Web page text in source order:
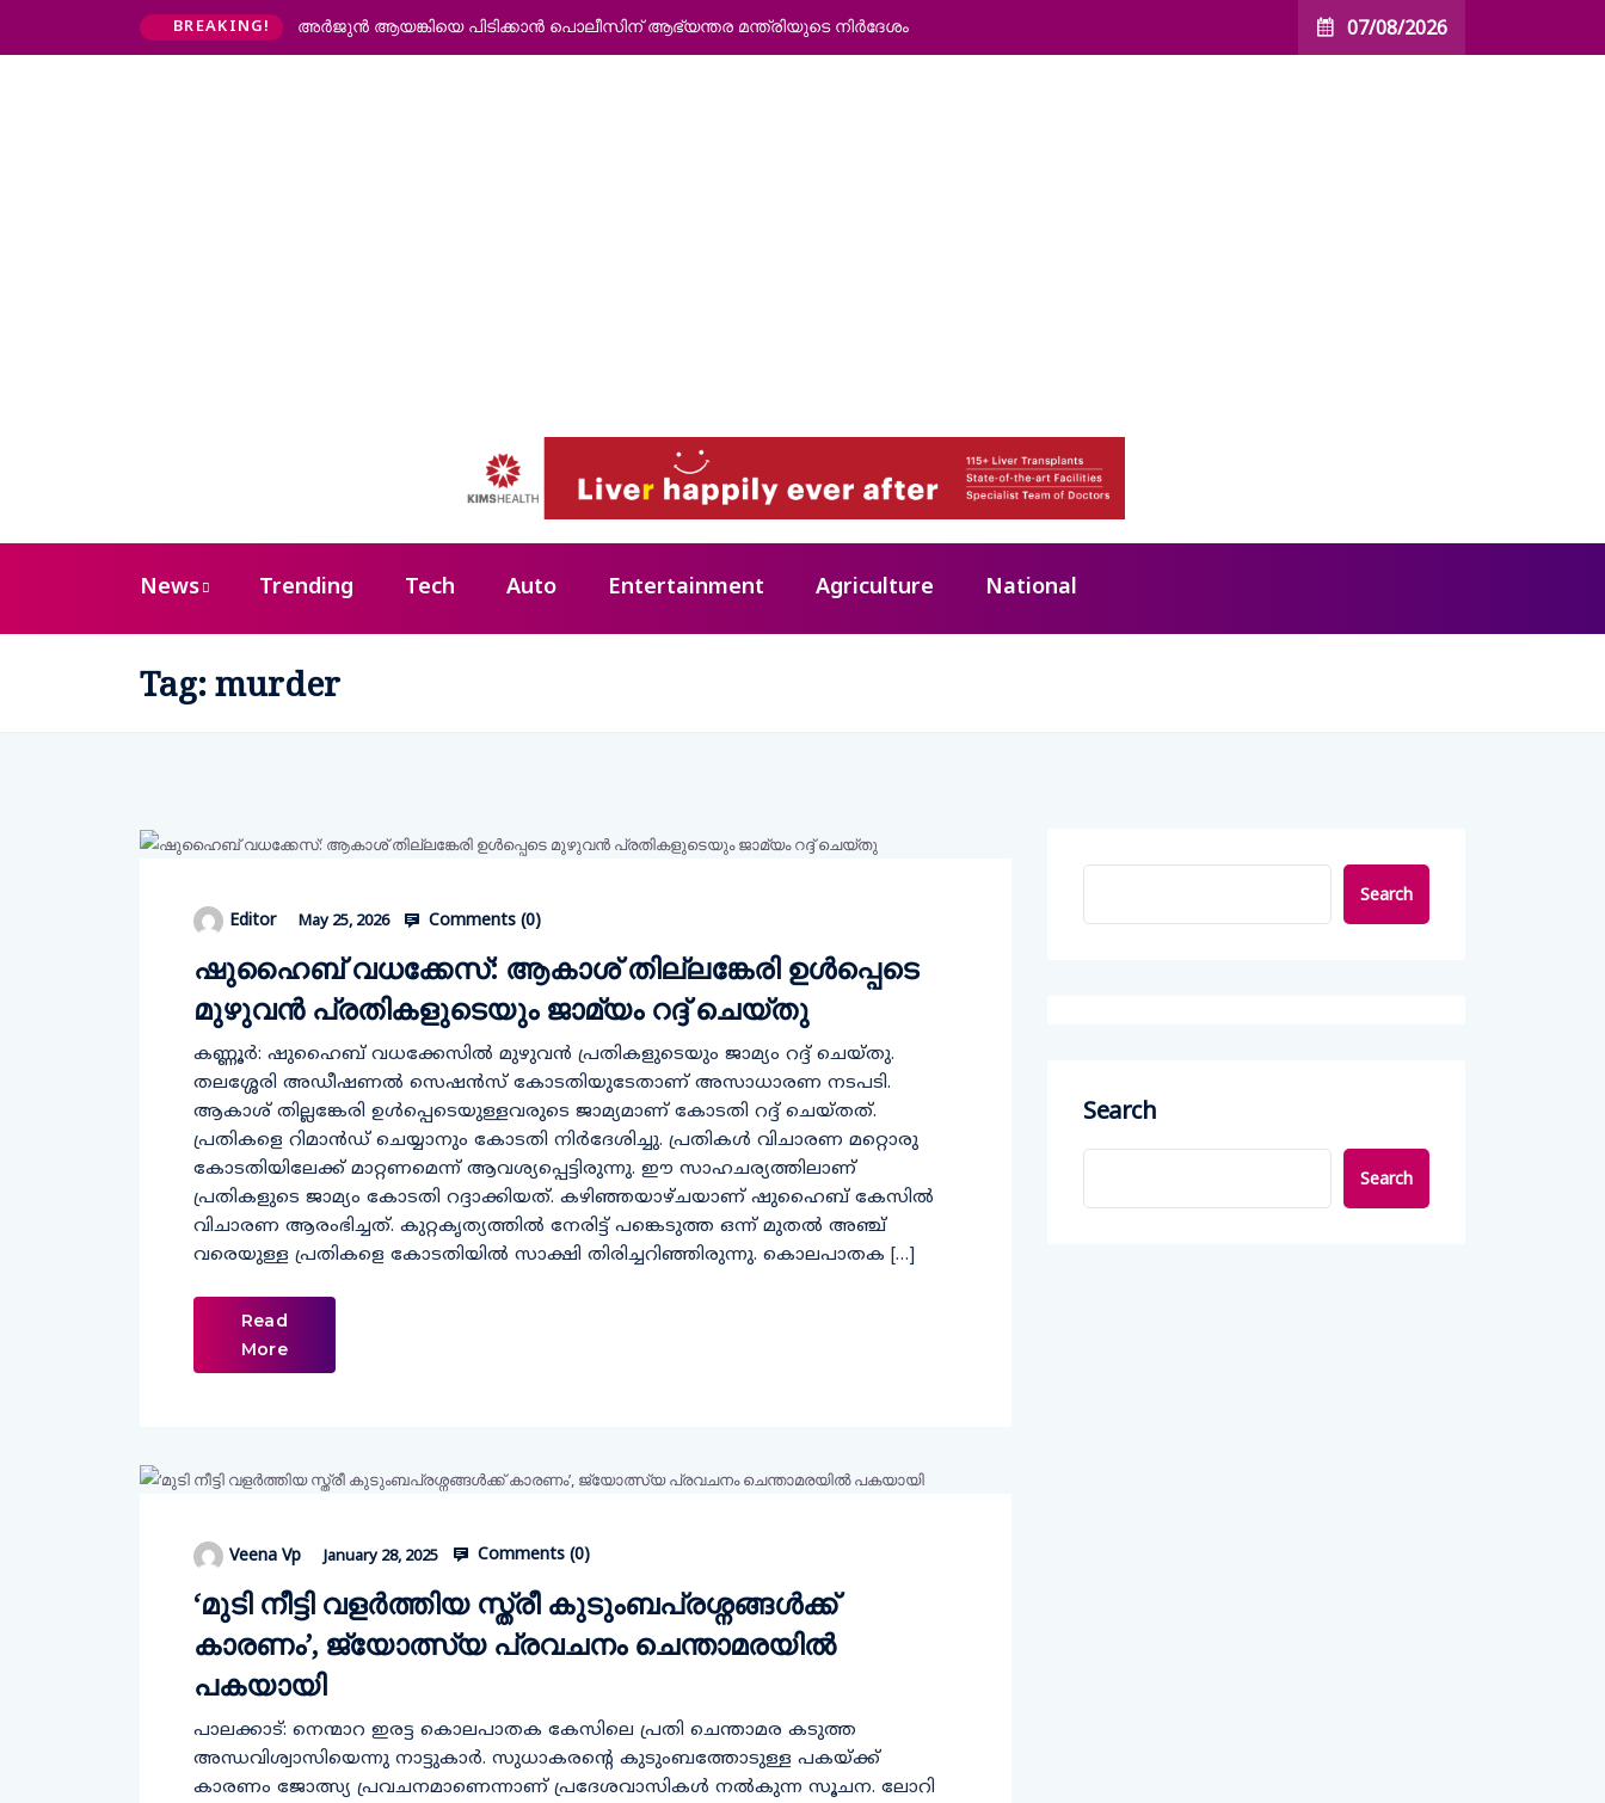
BREAKING! രാജേഷിൻ്റെ മൃതദേഹത്തോടുള്ള അനാദരവ്; വീഴ്ച സമ്മതിച്ച് കണ്ണൂർ ജില്ലാ കളക്ടർ 07/08/2026
News Trending Tech Auto Entertainment Agriculture National
Tag:murder
Editor May 25, 2026 Comments (0)
ഷുഹൈബ് വധക്കേസ്: ആകാശ് തില്ലങ്കേരി ഉള്‍പ്പെടെ
മുഴുവന്‍ പ്രതികളുടെയും ജാമ്യം റദ്ദ് ചെയ്തു
കണ്ണൂര്‍: ഷുഹൈബ് വധക്കേസില്‍ മുഴുവന്‍ പ്രതികളുടെയും ജാമ്യം റദ്ദ് ചെയ്തു.
തലശ്ശേരി അഡീഷണല്‍ സെഷന്‍സ് കോടതിയുടേതാണ് അസാധാരണ നടപടി.
ആകാശ് തില്ലങ്കേരി ഉള്‍പ്പെടെയുള്ളവരുടെ ജാമ്യമാണ് കോടതി റദ്ദ് ചെയ്തത്.
പ്രതികളെ റിമാന്‍ഡ് ചെയ്യാനും കോടതി നിര്‍ദേശിച്ചു. പ്രതികള്‍ വിചാരണ മറ്റൊരു
കോടതിയിലേക്ക് മാറ്റണമെന്ന് ആവശ്യപ്പെട്ടിരുന്നു. ഈ സാഹചര്യത്തിലാണ്
പ്രതികളുടെ ജാമ്യം കോടതി റദ്ദാക്കിയത്. കഴിഞ്ഞയാഴ്ചയാണ് ഷുഹൈബ് കേസില്‍
വിചാരണ ആരംഭിച്ചത്. കുറ്റകൃത്യത്തില്‍ നേരിട്ട് പങ്കെടുത്ത ഒന്ന് മുതല്‍ അഞ്ച്
വരെയുള്ള പ്രതികളെ കോടതിയില്‍ സാക്ഷി തിരിച്ചറിഞ്ഞിരുന്നു. കൊലപാതക […]
Read
More
Veena Vp January 28, 2025 Comments (0)
‘മുടി നീട്ടി വളര്‍ത്തിയ സ്ത്രീ കുടുംബപ്രശ്നങ്ങള്‍ക്ക്
കാരണം’, ജ്യോത്സ്യ പ്രവചനം ചെന്താമരയില്‍
പകയായി
പാലക്കാട്: നെന്മാറ ഇരട്ട കൊലപാതക കേസിലെ പ്രതി ചെന്താമര കടുത്ത
അന്ധവിശ്വാസിയെന്നു നാട്ടുകാര്‍. സുധാകരന്റെ കുടുംബത്തോടുള്ള പകയ്ക്ക്
കാരണം ജോത്സ്യ പ്രവചനമാണെന്നാണ് പ്രദേശവാസികള്‍ നല്‍കുന്ന സൂചന. ലോറി
Search
Search
Search